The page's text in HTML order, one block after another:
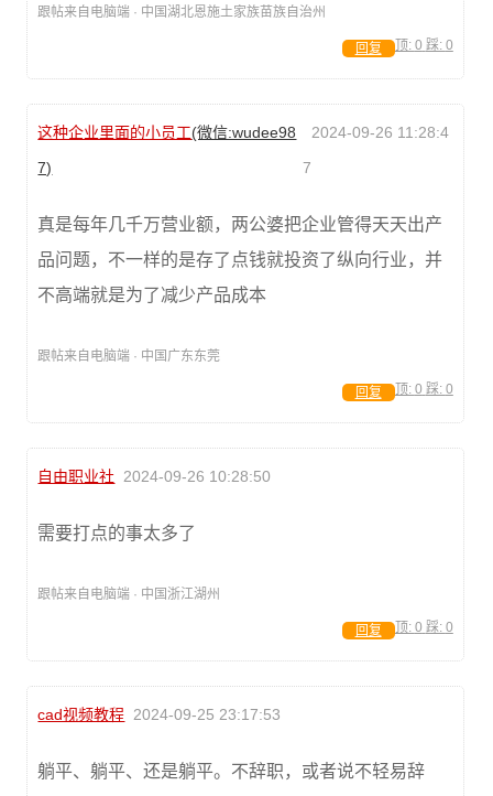
跟帖来自电脑端 · 中国湖北恩施土家族苗族自治州
顶: 0 踩: 0
回复
这种企业里面的小员工(微信:wudee98
7)
2024-09-26 11:28:4
7
真是每年几千万营业额，两公婆把企业管得天天出产
品问题，不一样的是存了点钱就投资了纵向行业，并
不高端就是为了减少产品成本
跟帖来自电脑端 · 中国广东东莞
顶: 0 踩: 0
回复
自由职业社 2024-09-26 10:28:50
需要打点的事太多了
跟帖来自电脑端 · 中国浙江湖州
顶: 0 踩: 0
回复
cad视频教程 2024-09-25 23:17:53
躺平、躺平、还是躺平。不辞职，或者说不轻易辞